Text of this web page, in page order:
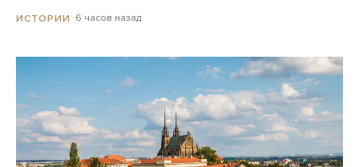
ИСТОРИИ 6 часов назад